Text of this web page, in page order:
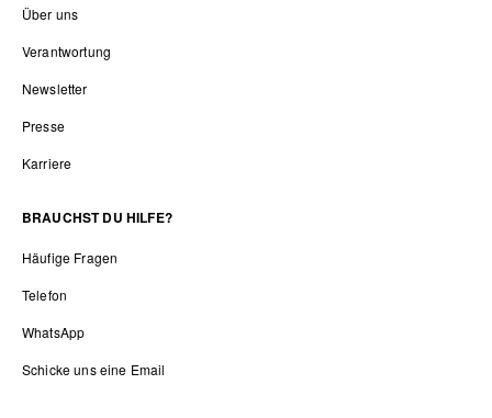
Über uns
Verantwortung
Newsletter
Presse
Karriere
BRAUCHST DU HILFE?
Häufige Fragen
Telefon
WhatsApp
Schicke uns eine Email